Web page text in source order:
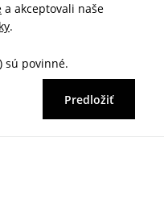
a akceptovali naše
.
sú povinné.
Predložiť